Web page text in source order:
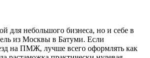
для небольшого бизнеса, но и себе в
из Москвы в Батуми. Если
на ПМЖ, лучше всего оформлять как